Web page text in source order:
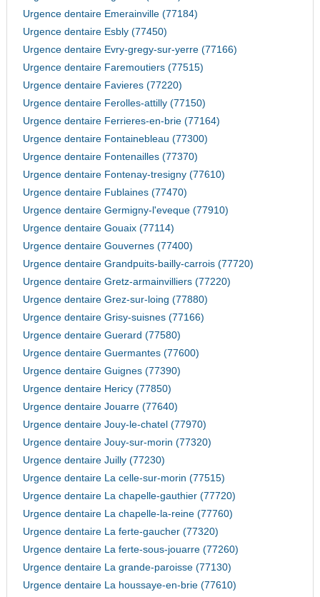
Urgence dentaire Emerainville (77184)
Urgence dentaire Esbly (77450)
Urgence dentaire Evry-gregy-sur-yerre (77166)
Urgence dentaire Faremoutiers (77515)
Urgence dentaire Favieres (77220)
Urgence dentaire Ferolles-attilly (77150)
Urgence dentaire Ferrieres-en-brie (77164)
Urgence dentaire Fontainebleau (77300)
Urgence dentaire Fontenailles (77370)
Urgence dentaire Fontenay-tresigny (77610)
Urgence dentaire Fublaines (77470)
Urgence dentaire Germigny-l'eveque (77910)
Urgence dentaire Gouaix (77114)
Urgence dentaire Gouvernes (77400)
Urgence dentaire Grandpuits-bailly-carrois (77720)
Urgence dentaire Gretz-armainvilliers (77220)
Urgence dentaire Grez-sur-loing (77880)
Urgence dentaire Grisy-suisnes (77166)
Urgence dentaire Guerard (77580)
Urgence dentaire Guermantes (77600)
Urgence dentaire Guignes (77390)
Urgence dentaire Hericy (77850)
Urgence dentaire Jouarre (77640)
Urgence dentaire Jouy-le-chatel (77970)
Urgence dentaire Jouy-sur-morin (77320)
Urgence dentaire Juilly (77230)
Urgence dentaire La celle-sur-morin (77515)
Urgence dentaire La chapelle-gauthier (77720)
Urgence dentaire La chapelle-la-reine (77760)
Urgence dentaire La ferte-gaucher (77320)
Urgence dentaire La ferte-sous-jouarre (77260)
Urgence dentaire La grande-paroisse (77130)
Urgence dentaire La houssaye-en-brie (77610)